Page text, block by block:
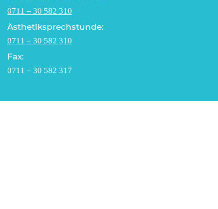
0711 – 30 582 310
Ästhetiksprechstunde:
0711 – 30 582 310
Fax:
0711 – 30 582 317